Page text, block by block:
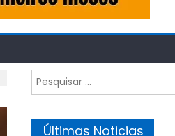
Pesquisar
por:
Últimas Noticias